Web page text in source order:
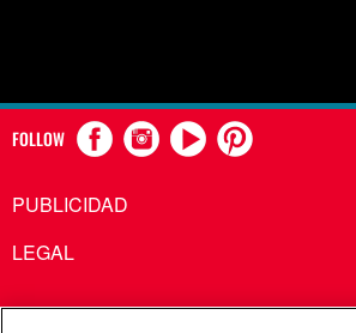
FOLLOW
PUBLICIDAD
LEGAL